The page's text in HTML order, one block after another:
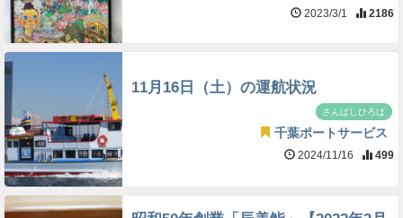
2023/3/1 2186
11月16日（土）の運航状況
さんばしひろば
千葉ポートサービス
2024/11/16 499